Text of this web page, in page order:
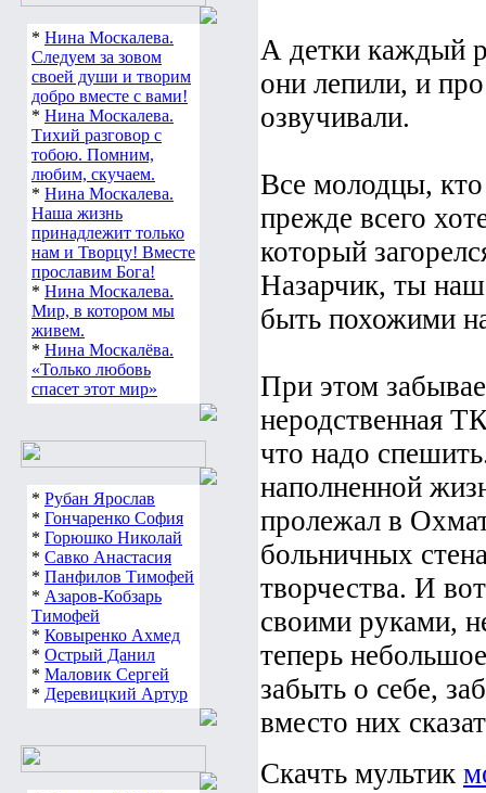
* Нина Москалева.
Следуем за зовом
своей души и творим
добро вместе с вами!
* Нина Москалева.
Тихий разговор с
тобою. Помним,
любим, скучаем.
* Нина Москалева.
Наша жизнь
принадлежит только
нам и Творцу! Вместе
прославим Бога!
* Нина Москалева.
Мир, в котором мы
живем.
* Нина Москалёва.
«Только любовь
спасет этот мир»
* Рубан Ярослав
* Гончаренко София
* Горюшко Николай
* Савко Анастасия
* Панфилов Тимофей
* Азаров-Кобзарь
Тимофей
* Ковыренко Ахмед
* Острый Данил
* Маловик Сергей
* Деревицкий Артур
А детки каждый
они лепили, и
озвучивали.
Все молодцы,
прежде всего
который
Назарчик, ты
быть похожими
При этом
неродственная
что надо
наполненной
пролежал в
больничных
творчества. И
своими руками,
теперь
забыть о себе,
вместо них
Скачть мультик